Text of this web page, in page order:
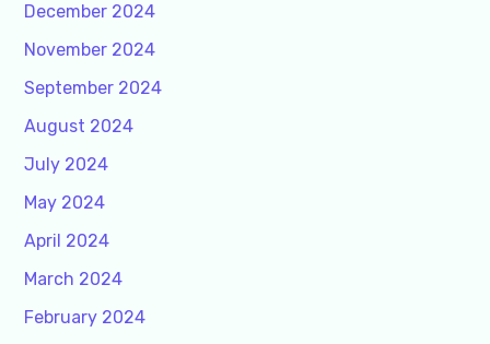
December 2024
November 2024
September 2024
August 2024
July 2024
May 2024
April 2024
March 2024
February 2024